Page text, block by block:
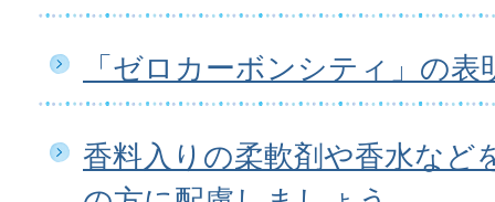
「ゼロカーボンシティ」の
香料入りの柔軟剤や香水など